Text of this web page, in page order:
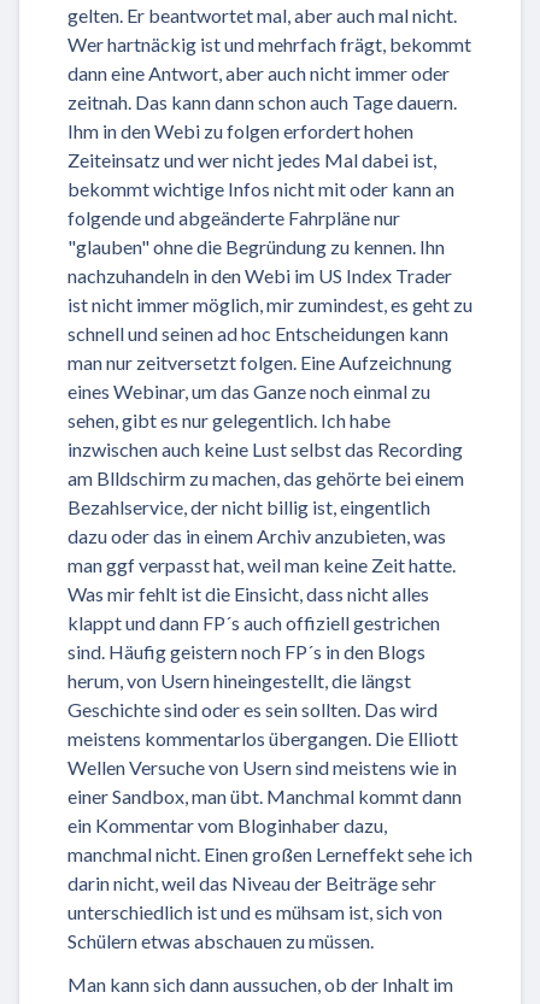
gelten. Er beantwortet mal, aber auch mal nicht.
Wer hartnäckig ist und mehrfach frägt, bekommt
dann eine Antwort, aber auch nicht immer oder
zeitnah. Das kann dann schon auch Tage dauern.
Ihm in den Webi zu folgen erfordert hohen
Zeiteinsatz und wer nicht jedes Mal dabei ist,
bekommt wichtige Infos nicht mit oder kann an
folgende und abgeänderte Fahrpläne nur
"glauben" ohne die Begründung zu kennen. Ihn
nachzuhandeln in den Webi im US Index Trader
ist nicht immer möglich, mir zumindest, es geht zu
schnell und seinen ad hoc Entscheidungen kann
man nur zeitversetzt folgen. Eine Aufzeichnung
eines Webinar, um das Ganze noch einmal zu
sehen, gibt es nur gelegentlich. Ich habe
inzwischen auch keine Lust selbst das Recording
am Blldschirm zu machen, das gehörte bei einem
Bezahlservice, der nicht billig ist, eingentlich
dazu oder das in einem Archiv anzubieten, was
man ggf verpasst hat, weil man keine Zeit hatte.
Was mir fehlt ist die Einsicht, dass nicht alles
klappt und dann FP´s auch offiziell gestrichen
sind. Häufig geistern noch FP´s in den Blogs
herum, von Usern hineingestellt, die längst
Geschichte sind oder es sein sollten. Das wird
meistens kommentarlos übergangen. Die Elliott
Wellen Versuche von Usern sind meistens wie in
einer Sandbox, man übt. Manchmal kommt dann
ein Kommentar vom Bloginhaber dazu,
manchmal nicht. Einen großen Lerneffekt sehe ich
darin nicht, weil das Niveau der Beiträge sehr
unterschiedlich ist und es mühsam ist, sich von
Schülern etwas abschauen zu müssen.
Man kann sich dann aussuchen, ob der Inhalt im